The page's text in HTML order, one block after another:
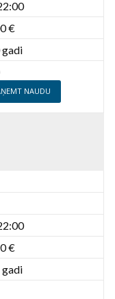
€
gadi
NAUDU
€
gadi